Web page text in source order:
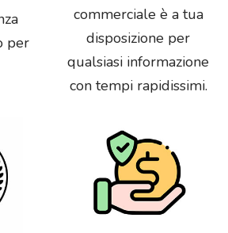
per
commerciale è a tua
disposizione per
qualsiasi informazione
con tempi rapidissimi.